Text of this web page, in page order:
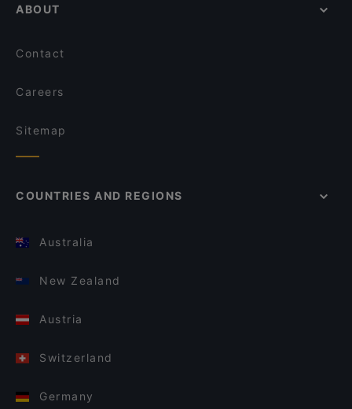
ABOUT
Contact
Careers
Sitemap
COUNTRIES AND REGIONS
Australia
New Zealand
Austria
Switzerland
Germany